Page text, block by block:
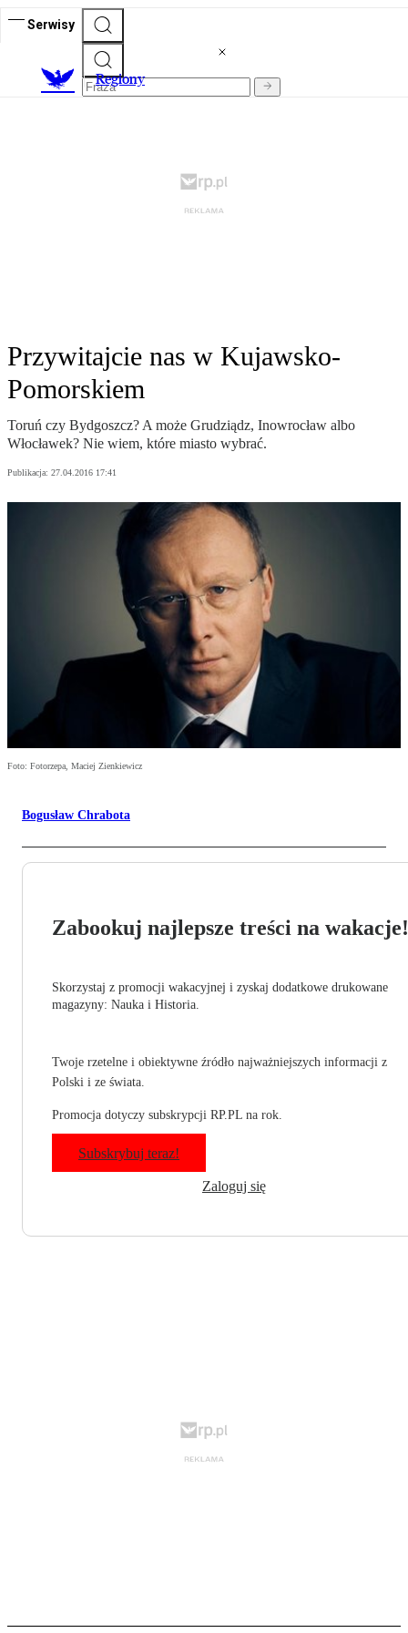
Serwisy
Regiony
Przywitajcie nas w Kujawsko-
Pomorskiem
Toruń czy Bydgoszcz? A może Grudziądz, Inowrocław albo
Włocławek? Nie wiem, które miasto wybrać.
Publikacja: 27.04.2016 17:41
Foto: Fotorzepa, Maciej Zienkiewicz
Bogusław Chrabota
Zabookuj najlepsze treści na wakacje!
Skorzystaj z promocji wakacyjnej i zyskaj dodatkowe drukowane
magazyny: Nauka i Historia.
Twoje rzetelne i obiektywne źródło najważniejszych informacji z
Polski i ze świata.
Promocja dotyczy subskrypcji RP.PL na rok.
Subskrybuj teraz!
Zaloguj się